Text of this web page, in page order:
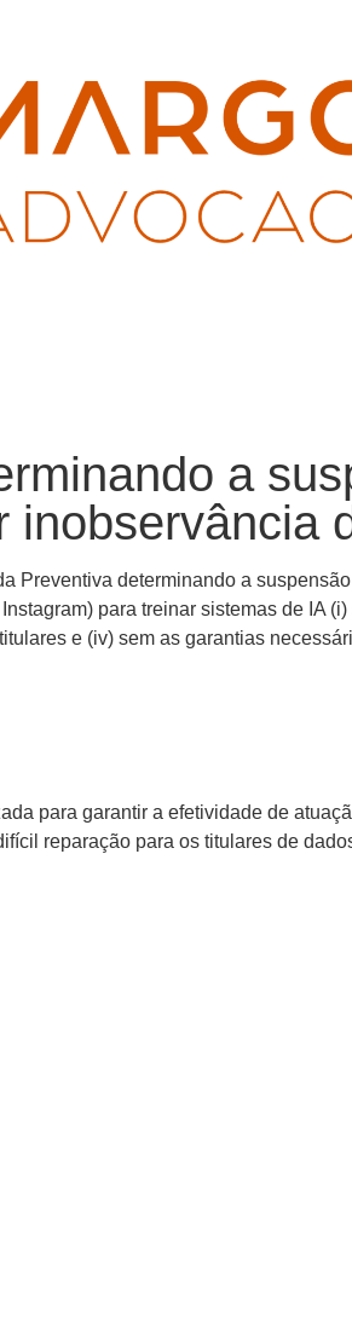
a
inobservância
Preventiva determinando a
para treinar sistemas de IA
e (iv) sem as garantias
para garantir a efetividade de
reparação para os titulares de